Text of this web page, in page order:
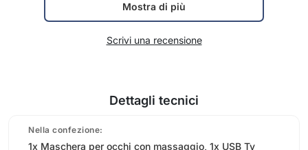
Mostra di più
Scrivi una recensione
Dettagli tecnici
Nella confezione:
1x Maschera per occhi con massaggio, 1x USB Ty